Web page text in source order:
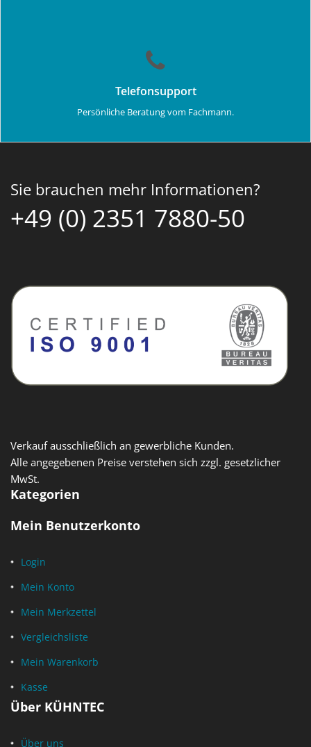
Telefonsupport
Persönliche Beratung vom Fachmann.
Sie brauchen mehr Informationen?
+49 (0) 2351 7880-50
Verkauf ausschließlich an gewerbliche Kunden.
Alle angegebenen Preise verstehen sich zzgl. gesetzlicher
MwSt.
Kategorien
Mein Benutzerkonto
Login
Mein Konto
Mein Merkzettel
Vergleichsliste
Mein Warenkorb
Kasse
Über KÜHNTEC
Über uns